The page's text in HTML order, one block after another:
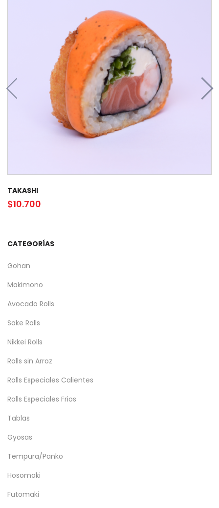
TAKASHI
$10.700
CATEGORÍAS
Gohan
Makimono
Avocado Rolls
Sake Rolls
Nikkei Rolls
Rolls sin Arroz
Rolls Especiales Calientes
Rolls Especiales Frios
Tablas
Gyosas
Tempura/Panko
Hosomaki
Futomaki